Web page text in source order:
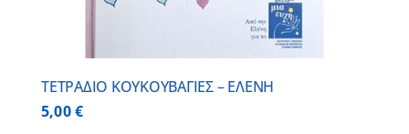
ΤΕΤΡΑΔΙΟ ΚΟΥΚΟΥΒΑΓΙΕΣ – ΕΛΕΝΗ
5,00€